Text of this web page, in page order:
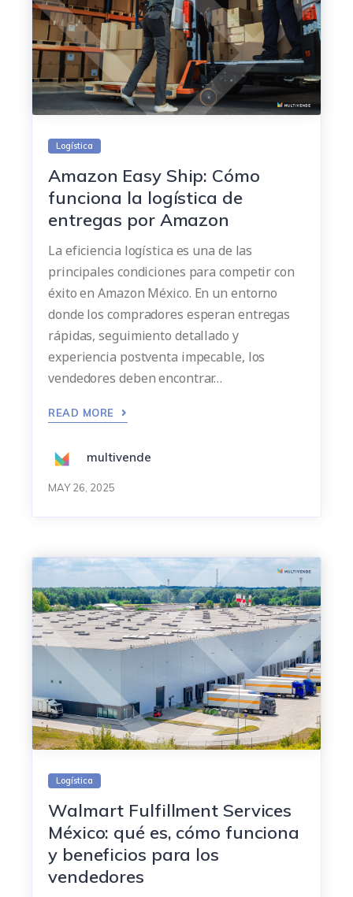
Logística
Amazon Easy Ship: Cómo
funciona la logística de
entregas por Amazon
La eficiencia logística es una de las
principales condiciones para competir con
éxito en Amazon México. En un entorno
donde los compradores esperan entregas
rápidas, seguimiento detallado y
experiencia postventa impecable, los
vendedores deben encontrar…
READ MORE
multivende
MAY 26, 2025
Logística
Walmart Fulfillment Services
México: qué es, cómo funciona
y beneficios para los
vendedores